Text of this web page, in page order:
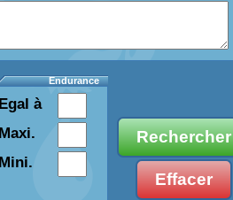
Endurance
Egal à
Maxi.
Mini.